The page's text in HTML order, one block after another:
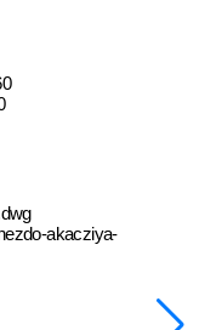
akacziya-